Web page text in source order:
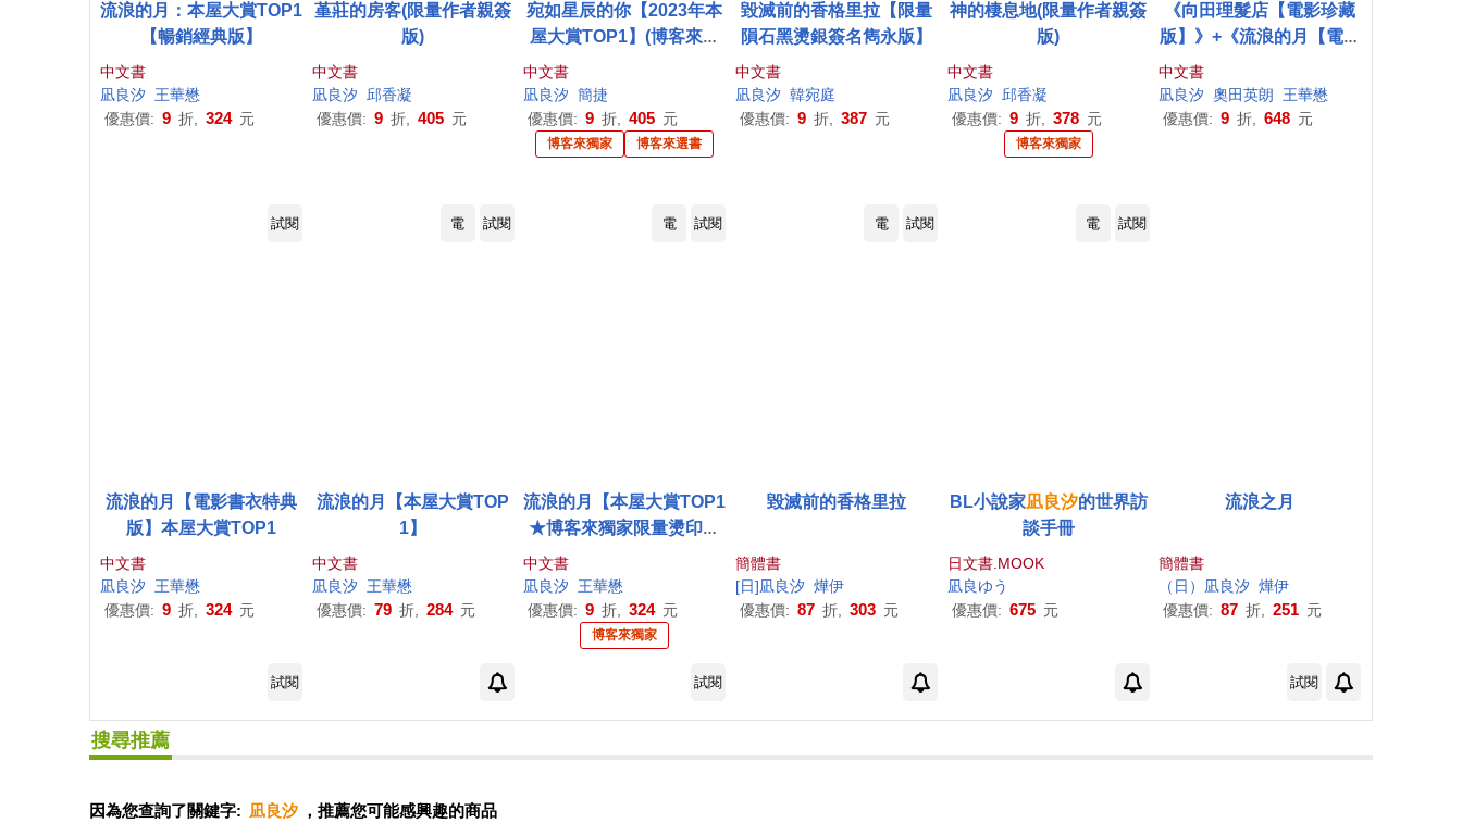
流浪的月：本屋大賞TOP1
【暢銷經典版】
中文書
凪良汐
王華懋
優惠價: 9 折, 324 元
堇莊的房客(限量作者親簽
版)
中文書
凪良汐
邱香凝
優惠價: 9 折, 405 元
宛如星辰的你【2023年本
屋大賞TOP1】(博客來獨
家燙印簽名紀念扉)
中文書
凪良汐 簡捷
優惠價: 9 折, 405 元
博客來獨家 博客來選書
毀滅前的香格里拉【限量
隕石黑燙銀簽名雋永版】
中文書
凪良汐 韓宛庭
優惠價: 9 折, 387 元
神的棲息地(限量作者親簽
版)
中文書
凪良汐
邱香凝
優惠價: 9 折, 378 元
博客來獨家
《向田理髮店【電影珍藏
版】》+《流浪的月【電影
書衣版】》電影原著小說
限量套書
中文書
凪良汐 奧田英朗
王華懋
優惠價: 9 折, 648 元
試閱 電 試閱 電 試閱 電 試閱 電 試閱
流浪的月【電影書衣特典
版】本屋大賞TOP1
中文書
凪良汐
王華懋
優惠價: 9 折, 324 元
流浪的月【本屋大賞TOP
1】
中文書
凪良汐
王華懋
優惠價: 79 折, 284 元
流浪的月【本屋大賞TOP1
★博客來獨家限量燙印親
中文書
凪良汐
王華懋
優惠價: 9 折, 324 元
博客來獨家
毀滅前的香格里拉
簡體書
[日]凪良汐 燁伊
優惠價: 87 折, 303 元
BL小說家凪良汐的世界訪
談手冊
日文書.MOOK
凪良ゆう
優惠價: 675 元
流浪之月
簡體書
（日） 凪良汐 燁伊
優惠價: 87 折, 251 元
試閱 試閱 試閱
搜尋推薦
因為您查詢了關鍵字: 凪良汐 ，推薦您可能感興趣的商品